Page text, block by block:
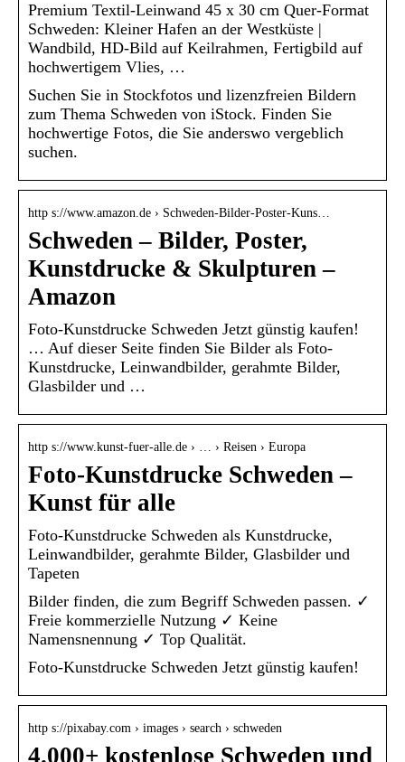
Premium Textil-Leinwand 45 x 30 cm Quer-Format
Schweden: Kleiner Hafen an der Westküste |
Wandbild, HD-Bild auf Keilrahmen, Fertigbild auf
hochwertigem Vlies, …
Suchen Sie in Stockfotos und lizenzfreien Bildern
zum Thema Schweden von iStock. Finden Sie
hochwertige Fotos, die Sie anderswo vergeblich
suchen.
http s://www.amazon.de › Schweden-Bilder-Poster-Kuns…
Schweden – Bilder, Poster,
Kunstdrucke & Skulpturen –
Amazon
Foto-Kunstdrucke Schweden Jetzt günstig kaufen!
… Auf dieser Seite finden Sie Bilder als Foto-
Kunstdrucke, Leinwandbilder, gerahmte Bilder,
Glasbilder und …
http s://www.kunst-fuer-alle.de › … › Reisen › Europa
Foto-Kunstdrucke Schweden –
Kunst für alle
Foto-Kunstdrucke Schweden als Kunstdrucke,
Leinwandbilder, gerahmte Bilder, Glasbilder und
Tapeten
Bilder finden, die zum Begriff Schweden passen. ✓
Freie kommerzielle Nutzung ✓ Keine
Namensnennung ✓ Top Qualität.
Foto-Kunstdrucke Schweden Jetzt günstig kaufen!
http s://pixabay.com › images › search › schweden
4.000+ kostenlose Schweden und